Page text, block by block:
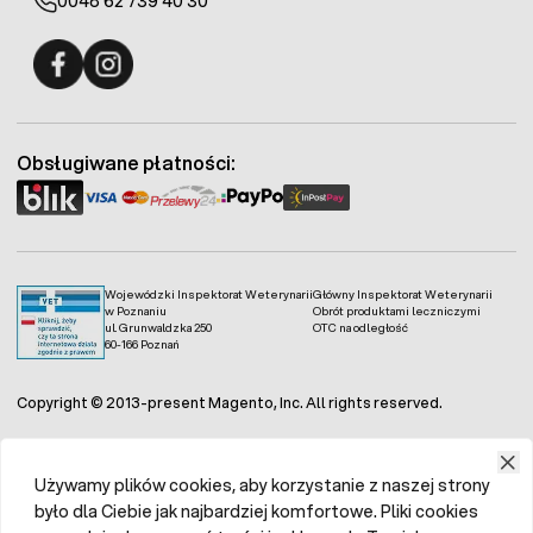
Wojewódzki Inspektorat Weterynarii
w Poznaniu
ul. Grunwaldzka 250
60-166 Poznań
Główny Inspektorat Weterynarii
Obrót produktami leczniczymi
OTC na odległość
Obsługiwane płatności:
Copyright © 2013-present Magento, Inc. All rights reserved.
Używamy plików cookies, aby korzystanie z naszej strony
było dla Ciebie jak najbardziej komfortowe. Pliki cookies